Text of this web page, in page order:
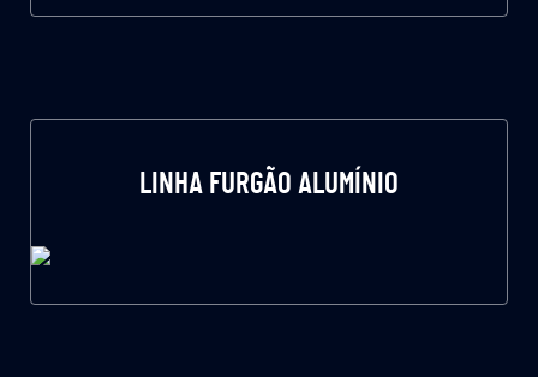
LINHA FURGÃO ALUMÍNIO